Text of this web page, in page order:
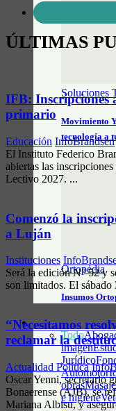
Soluciones
Movimiento
tecnología a
Ortopédia
Insumos
GUÍA PROFESIONAL
Todo
imagen
Jurídico
Automotor
obras
e higiene
ÚLTIMAS
IFB: Inscripciones
primario
Educación InfoBrandsen
El Instituto Federico
abiertas las
Lectivo 2027. ...
Comenzó la
a Luján
Instituciones
Será la edición N° 52 y
son limitados. El
“Necesitamos
reclamar la
Actualidad Política
Oscar Yenni, secretario
Bonaerense (AJB), se
Mariana Albisu, y